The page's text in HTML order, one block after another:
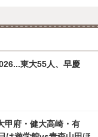
東大55人、早慶
甲府・健大高崎・有